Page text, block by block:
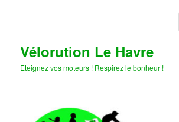
Vélorution Le Havre
Eteignez vos moteurs ! Respirez le bonheur !